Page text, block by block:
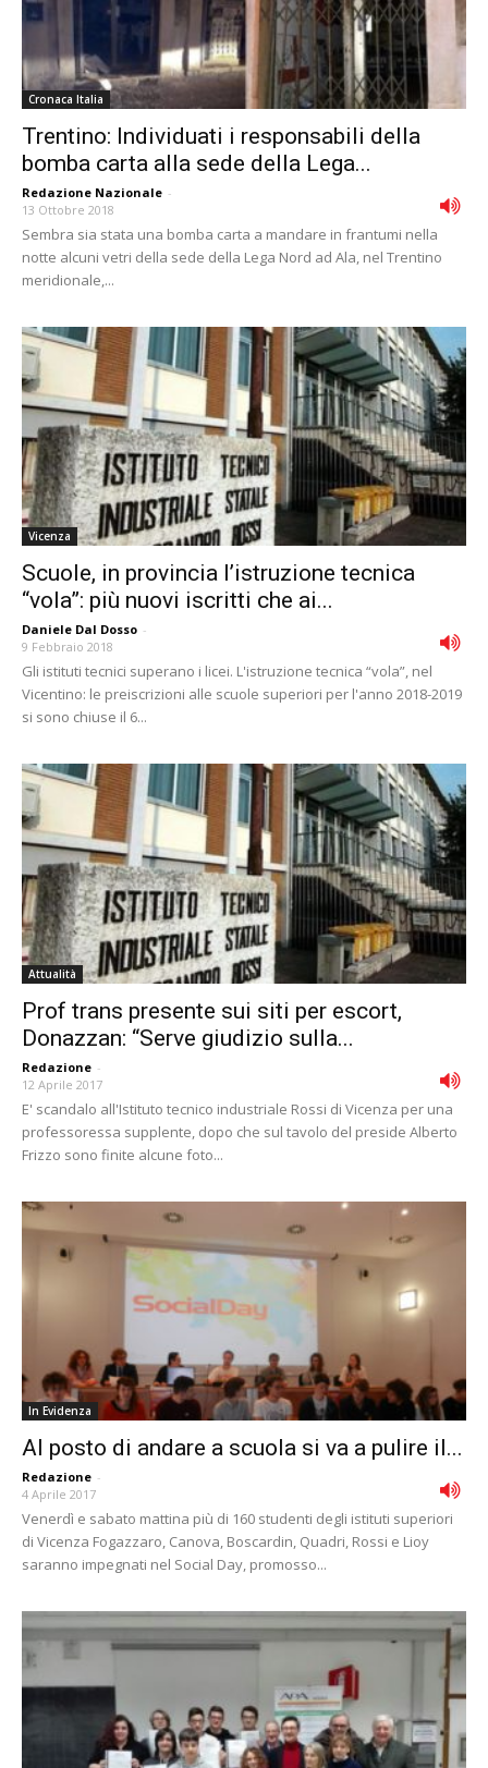
Cronaca Italia
Trentino: Individuati i responsabili della
bomba carta alla sede della Lega...
Redazione Nazionale -
13 Ottobre 2018
Sembra sia stata una bomba carta a mandare in frantumi nella
notte alcuni vetri della sede della Lega Nord ad Ala, nel Trentino
meridionale,...
Vicenza
Scuole, in provincia l’istruzione tecnica
“vola”: più nuovi iscritti che ai...
Daniele Dal Dosso -
9 Febbraio 2018
Gli istituti tecnici superano i licei. L'istruzione tecnica “vola”, nel
Vicentino: le preiscrizioni alle scuole superiori per l'anno 2018-2019
si sono chiuse il 6...
Attualità
Prof trans presente sui siti per escort,
Donazzan: “Serve giudizio sulla...
Redazione -
12 Aprile 2017
E' scandalo all'Istituto tecnico industriale Rossi di Vicenza per una
professoressa supplente, dopo che sul tavolo del preside Alberto
Frizzo sono finite alcune foto...
In Evidenza
Al posto di andare a scuola si va a pulire il...
Redazione -
4 Aprile 2017
Venerdì e sabato mattina più di 160 studenti degli istituti superiori
di Vicenza Fogazzaro, Canova, Boscardin, Quadri, Rossi e Lioy
saranno impegnati nel Social Day, promosso...